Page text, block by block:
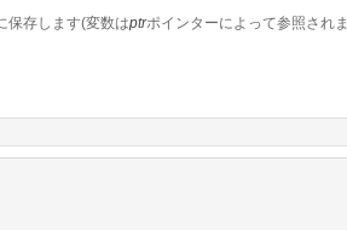
保存します(変数はptrポインターによって参照されま